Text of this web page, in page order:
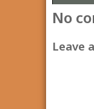
No
Leave